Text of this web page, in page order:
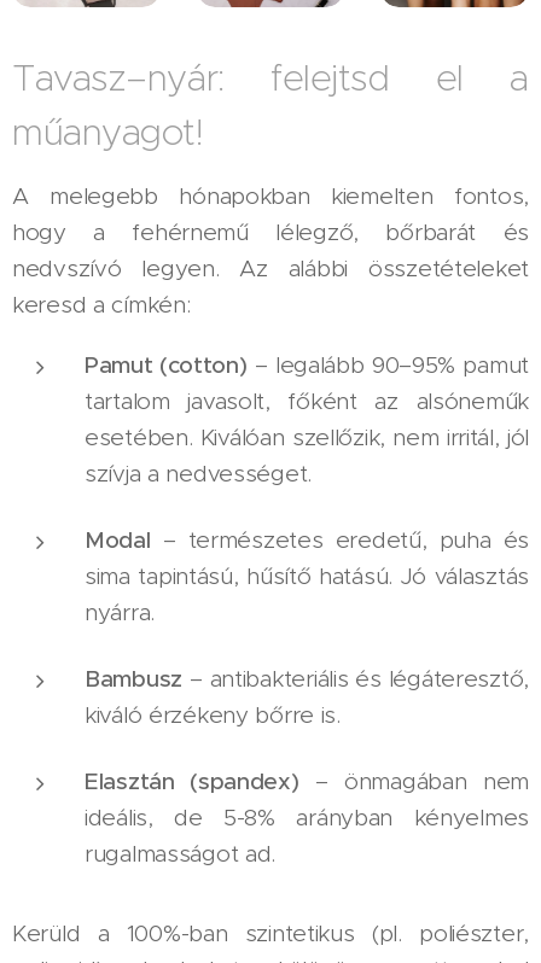
Tavasz–nyár: felejtsd el a
műanyagot!
A melegebb hónapokban kiemelten fontos,
hogy a fehérnemű lélegző, bőrbarát és
nedvszívó legyen. Az alábbi összetételeket
keresd a címkén:
Pamut (cotton) – legalább 90–95% pamut
tartalom javasolt, főként az alsóneműk
esetében. Kiválóan szellőzik, nem irritál, jól
szívja a nedvességet.
Modal – természetes eredetű, puha és
sima tapintású, hűsítő hatású. Jó választás
nyárra.
Bambusz – antibakteriális és légáteresztő,
kiváló érzékeny bőrre is.
Elasztán (spandex) – önmagában nem
ideális, de 5-8% arányban kényelmes
rugalmasságot ad.
Kerüld a 100%-ban szintetikus (pl. poliészter,